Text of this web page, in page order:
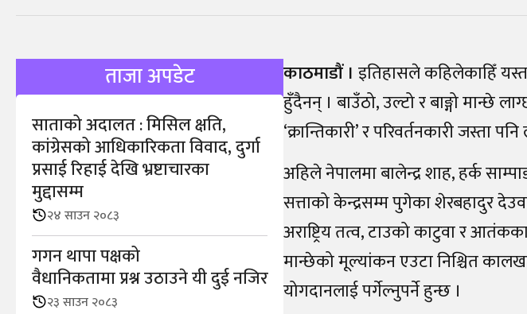
ताजा अपडेट
साताको अदालत : मिसिल क्षति,
कांग्रेसको आधिकारिकता विवाद, दुर्गा
प्रसाई रिहाई देखि भ्रष्टाचारका
मुद्दासम्म
२४ साउन २०८३
गगन थापा पक्षको
वैधानिकतामा प्रश्न उठाउने यी दुई नजिर
२३ साउन २०८३
काठमाडौं । इतिहासले कहिलेकाहिँ
हुँदैनन् । बाउँठो, उल्टो र बाङ्गो
‘क्रान्तिकारी’ र परिवर्तनकारी जस्ता
अहिले नेपालमा बालेन्द्र शाह, हर्क
सत्ताको केन्द्रसम्म पुगेका शेरबहादुर
अराष्ट्रिय तत्व, टाउको काटुवा र
मान्छेको मूल्यांकन एउटा निश्चित
योगदानलाई पर्गेल्नुपर्ने हुन्छ ।